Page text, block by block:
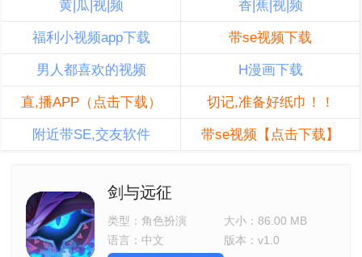
黄|瓜|视|频 香|蕉|视|频
福利小视频app下载 带se视频下载
男人都喜欢的视频 H漫画下载
直,播APP（点击下载） 切记,准备好纸巾！！
附近带SE,交友软件 带se视频【点击下载】
剑与远征
类型：角色扮演 大小： 86.00 MB
语言： 中文 版本：v1.0